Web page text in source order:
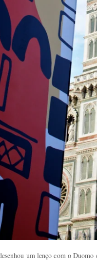
um lenço com o